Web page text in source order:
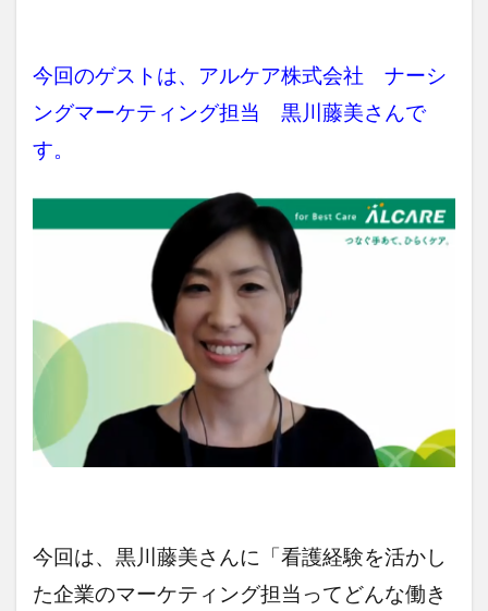
今回のゲストは、アルケア株式会社 ナーシ
ングマーケティング担当 黒川藤美さんで
す。
今回は、黒川藤美さんに「看護経験を活かし
た企業のマーケティング担当ってどんな働き